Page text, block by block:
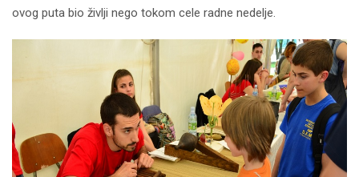
ovog puta bio življi nego tokom cele radne nedelje.